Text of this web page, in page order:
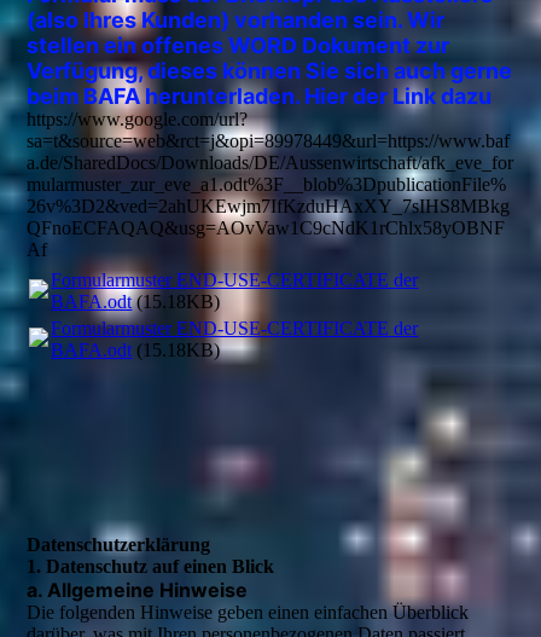
(also Ihres Kunden) vorhanden sein. Wir
stellen ein offenes WORD Dokument zur
Verfügung, dieses können Sie sich auch gerne
beim BAFA herunterladen. Hier der Link dazu
https://www.google.com/url?
sa=t&source=web&rct=j&opi=89978449&url=https://www.baf
a.de/SharedDocs/Downloads/DE/Aussenwirtschaft/afk_eve_for
mularmuster_zur_eve_a1.odt%3F__blob%3DpublicationFile%
26v%3D2&ved=2ahUKEwjm7IfKzduHAxXY_7sIHS8MBkg
QFnoECFAQAQ&usg=AOvVaw1C9cNdK1rChlx58yOBNF
Af
Formularmuster END-USE-CERTIFICATE der
BAFA.odt(15.18KB)
Formularmuster END-USE-CERTIFICATE der
BAFA.odt (15.18KB)
Datenschutzerklärung
1. Datenschutz auf einen Blick
a. Allgemeine Hinweise
Die folgenden Hinweise geben einen einfachen Überblick